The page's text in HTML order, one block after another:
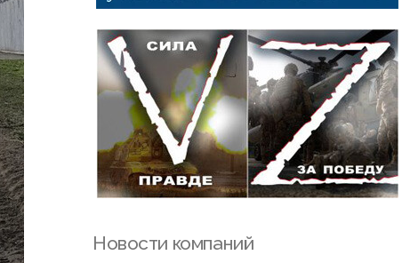
Новости компаний